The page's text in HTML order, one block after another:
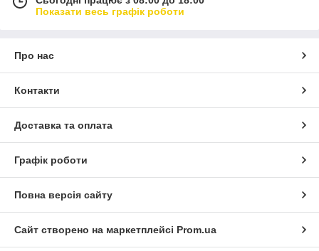
Показати весь графік роботи
Про нас
Контакти
Доставка та оплата
Графік роботи
Повна версія сайту
Сайт створено на маркетплейсі Prom.ua